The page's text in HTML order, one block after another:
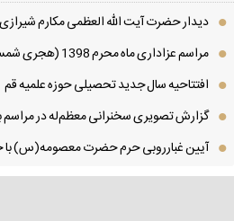
دیدار حضرت آیت الله العظمی مكارم
مراسم عزاداری ماه محرم 1398 (هجری شمسی) - 1441 (هجری قمری)
افتتاحیه سال جدید تحصیلی حوزه علمیه قم
گزارش تصویری سخنرانی معظم‌له در مراسم
آیین غبارروبی حرم حضرت معصومه(س) با